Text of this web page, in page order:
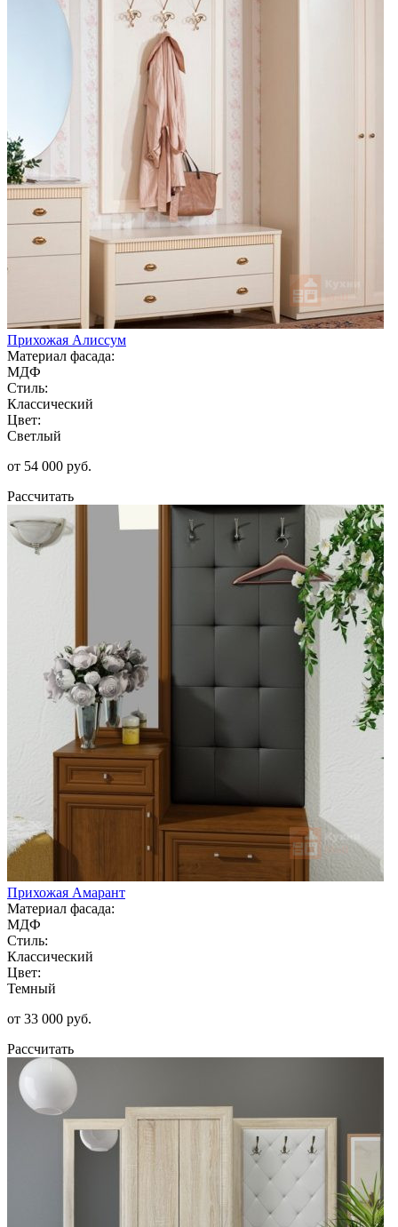
Прихожая Алиссум
Материал фасада:
МДФ
Стиль:
Классический
Цвет:
Светлый
от 54 000 руб.
Рассчитать
Прихожая Амарант
Материал фасада:
МДФ
Стиль:
Классический
Цвет:
Темный
от 33 000 руб.
Рассчитать